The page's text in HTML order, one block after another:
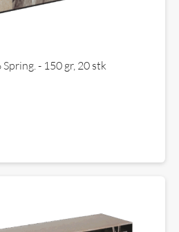
- 150 gr, 20 stk